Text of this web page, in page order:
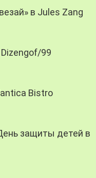
в Jules Zang
99
Bistro
защиты детей в